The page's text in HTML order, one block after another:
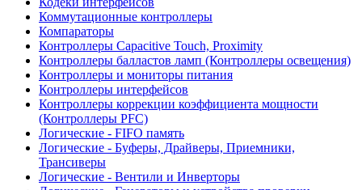
Коммутационные контроллеры
Компараторы
Контроллеры Capacitive Touch, Proximity
Контроллеры балластов ламп (Контроллеры освещения)
Контроллеры и мониторы питания
Контроллеры интерфейсов
Контроллеры коррекции коэффициента мощности
(Контроллеры PFC)
Логические - FIFO память
Логические - Буферы, Драйверы, Приемники,
Трансиверы
Логические - Вентили и Инверторы